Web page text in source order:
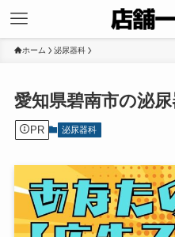
ホーム 泌尿器科
愛知県碧南市の泌
PR 泌尿器科